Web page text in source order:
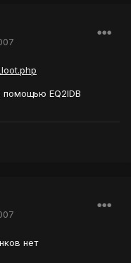
помощью EQ2IDB
нет